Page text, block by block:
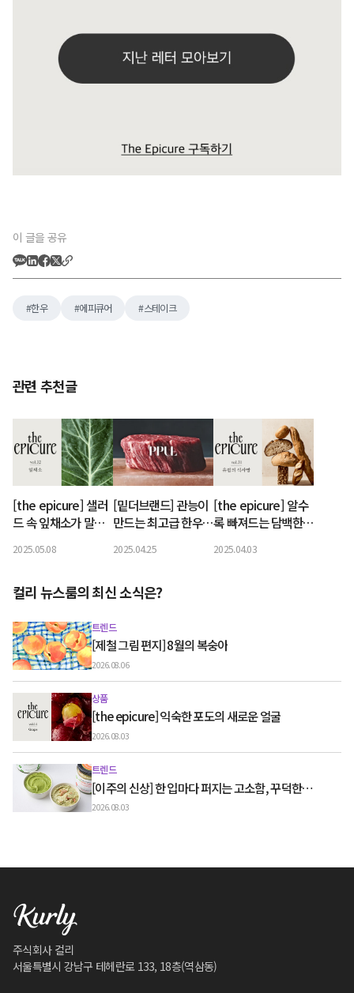
이 글을 공유
한우 에피큐어 스테이크
관련 추천글
[the epicure] 샐러
드 속 잎채소가 말을
2025.05.08
[밑더브랜드] 관능이
만드는 최고급 한우
2025.04.25
[the epicure] 알수
록 빠져드는 담백한
2025.04.03
컬리 뉴스룸의 최신 소식은?
트렌드
[제철 그림 편지] 8월의 복숭아
2026.08.06
상품
[the epicure] 익숙한 포도의 새로운 얼굴
2026.08.03
트렌드
[이주의 신상] 한 입마다 퍼지는 고소함, 꾸덕한
그릭요거트와 우유 디저트
2026.08.03
주식회사 컬리
서울특별시 강남구 테헤란로 133, 18층(역삼동)